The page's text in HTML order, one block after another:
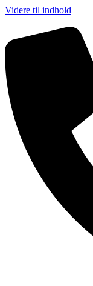
Videre til indhold